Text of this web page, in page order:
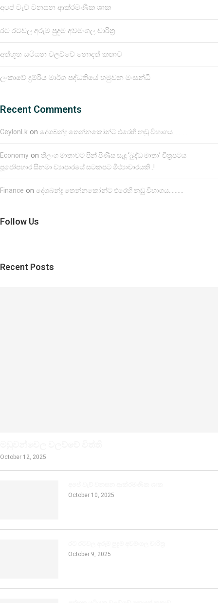
අපේ වැව් වනසන ආක්රමණික ශාක
රට රටවල අරුම පුදුම අවමංගල චාරිත්‍ර
අත්භූත යටියන වලව්වේ නොදත් කතාව
ලංකාවේ දුම්රිය මාර්ග පද්ධතියේ හමුවන මංසන්ධි
Recent Comments
CeylonLk on දේශබන්දු තෙන්නකෝන්ට එරෙහි නඩු විභාගය……….
Economy on තිලංග මාතාවට පින් පිණිස සෑදූ ‘බුද්ධ මාතා’ චිත්‍රපටය
පූජෝපහාර සිනමා ව්‍යාපාරයේ සටකපට මිථ්‍යාචාරයකි..!
Finance on දේශබන්දු තෙන්නකෝන්ට එරෙහි නඩු විභාගය……….
Follow Us
Recent Posts
October 12, 2025
October 10, 2025
October 9, 2025